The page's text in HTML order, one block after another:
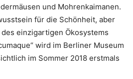
und Mohrenkaimanen.
für die Schönheit, aber
einzigartigen Ökosystems
wird im Berliner Museum
im Sommer 2018 erstmals